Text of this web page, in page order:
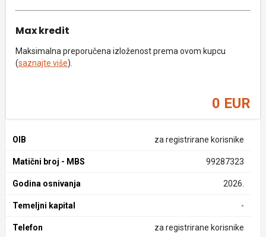
Max kredit
Maksimalna preporučena izloženost prema ovom kupcu
(saznajte više).
0 EUR
OIB za registrirane korisnike
Matični broj - MBS 99287323
Godina osnivanja 2026.
Temeljni kapital -
Telefon za registrirane korisnike